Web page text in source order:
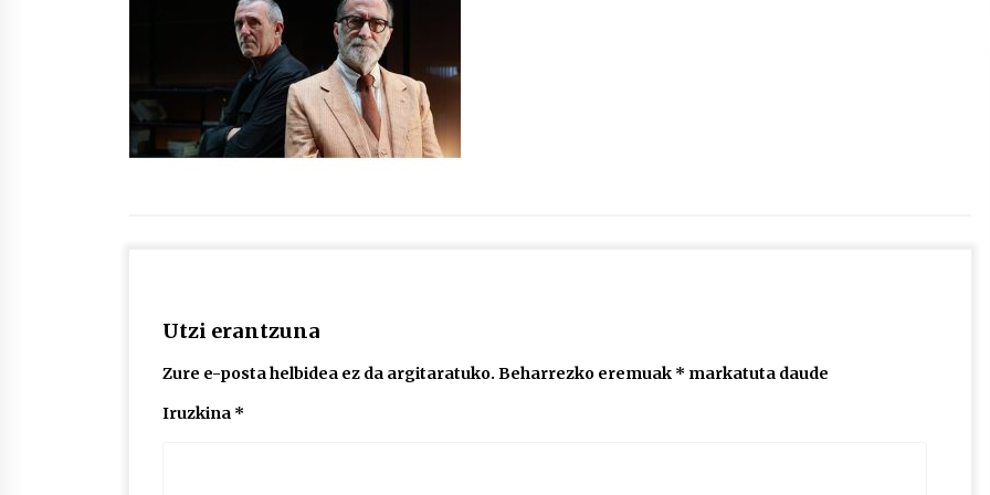
protagonista
2026/07/16
POTTO: San Pedro jaietako bertso-
saioa
2026/07/09
Utzi erantzuna
Zure e-posta helbidea ez da argitaratuko. Beharrezko eremuak * markatuta daude
Iruzkina *